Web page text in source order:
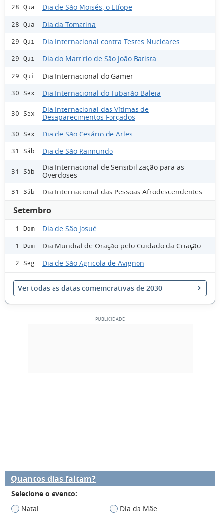
28 Qua Dia de São Moisés, o Etíope
28 Qua Dia da Tomatina
29 Qui Dia Internacional contra Testes Nucleares
29 Qui Dia do Martírio de São João Batista
29 Qui Dia Internacional do Gamer
30 Sex Dia Internacional do Tubarão-Baleia
30 Sex
Dia Internacional das Vítimas de
Desaparecimentos Forçados
30 Sex Dia de São Cesário de Arles
31 Sáb Dia de São Raimundo
31 Sáb
Dia Internacional de Sensibilização para as
Overdoses
31 Sáb Dia Internacional das Pessoas Afrodescendentes
Setembro
1 Dom Dia de São Josué
1 Dom Dia Mundial de Oração pelo Cuidado da Criação
2 Seg Dia de São Agricola de Avignon
Ver todas as datas comemorativas de 2030
Quantos dias faltam?
Selecione o evento:
Natal
Dia da Mãe